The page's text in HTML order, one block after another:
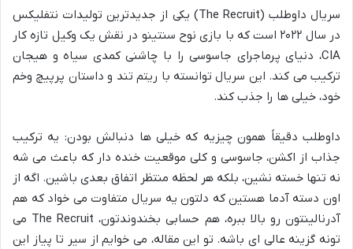
سریال داوطلب (The Recruit) یکی از جدیدترین تولیدات نتفلیکس
در سال ۲۰۲۲ است که با بازی نوح سنتینو در نقش یک وکیل تازه کار
CIA، دنیای پرماجرای جاسوسی را با چاشنی کمدی سیاه و هیجان
ترکیب می کند. این سریال توانسته با ریتم تند و داستان پرپیچ وخم
خود، خیلی ها را جذب کند.
داوطلب دقیقاً همون چیزیه که خیلی ها دنبالش بودن: یه ترکیب
جذاب از اکشن، جاسوسی و کلی موقعیت خنده دار که باعث می شه
نه تنها خسته نشین، بلکه هر لحظه منتظر اتفاق بعدی باشین. اگه از
اون دسته آدما هستین که دلتون یه سریال متفاوت می خواد که هم
آدرنالینتون رو بالا ببره، هم حسابی بخندوندتون، The Recruit می
تونه گزینه عالی ای باشه. تو این مقاله، می خوایم از سیر تا پیاز این